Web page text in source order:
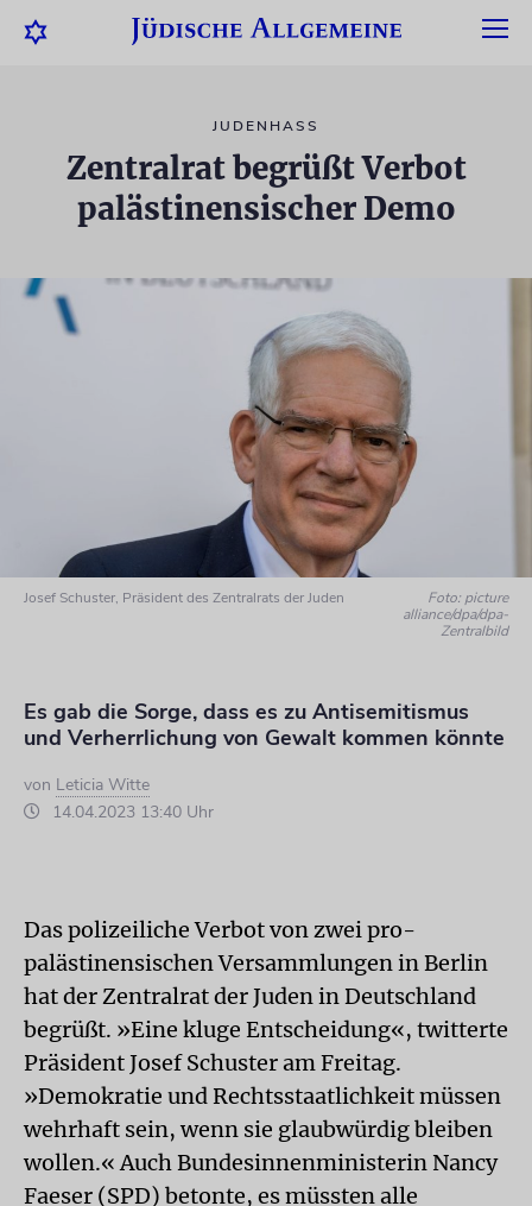
JUDENHASS
Zentralrat begrüßt Verbot
palästinensischer Demo
Josef Schuster, Präsident des Zentralrats der Juden
Foto: picture
alliance/dpa/dpa-
Zentralbild
Es gab die Sorge, dass es zu Antisemitismus
und Verherrlichung von Gewalt kommen könnte
von Leticia Witte
14.04.2023 13:40 Uhr
Das polizeiliche Verbot von zwei pro-
palästinensischen Versammlungen in Berlin
hat der Zentralrat der Juden in Deutschland
begrüßt. »Eine kluge Entscheidung«, twitterte
Präsident Josef Schuster am Freitag.
»Demokratie und Rechtsstaatlichkeit müssen
wehrhaft sein, wenn sie glaubwürdig bleiben
wollen.« Auch Bundesinnenministerin Nancy
Faeser (SPD) betonte, es müssten alle